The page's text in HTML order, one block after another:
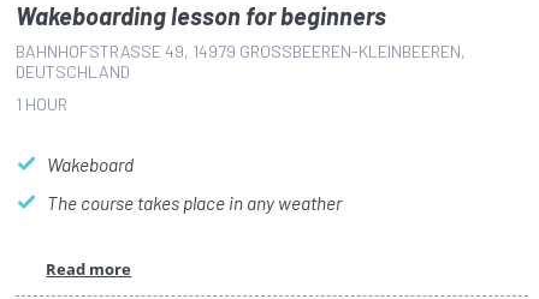
Wakeboarding lesson for beginners
BAHNHOFSTRASSE 49, 14979 GROSSBEEREN-KLEINBEEREN, DE
UTSCHLAND
1 HOUR
Wakeboard
The course takes place in any weather
Read more